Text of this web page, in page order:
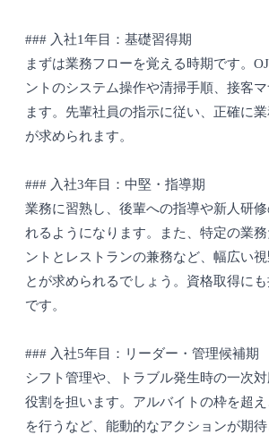
### 入社1年目：基礎習得期
まずは業務フローを覚える時期です。
ントのシステム操作や清掃手順、接客
ます。先輩社員の指示に従い、正確に
が求められます。
### 入社3年目：中堅・指導期
業務に習熟し、後輩への指導や新人研
れるようになります。また、特定の業
ントとレストランの兼務など、幅広い
とが求められるでしょう。資格取得に
です。
### 入社5年目：リーダー・管理候補期
シフト管理や、トラブル発生時の一次
役割を担います。アルバイトの枠を超
を行うなど、能動的なアクションが期待